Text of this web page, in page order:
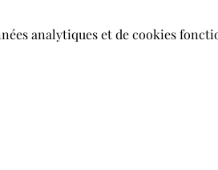
analytiques et de cookies